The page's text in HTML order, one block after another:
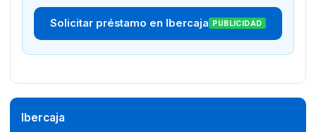
Solicitar préstamo en Ibercaja PUBLICIDAD
Ibercaja